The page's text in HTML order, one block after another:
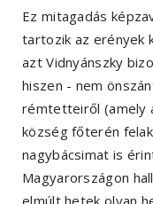
Ez mitagadás
tartozik az erények
azt Vidnyánszky
hiszen - nem
rémtetteiről (amely
község főterén
nagybácsimat is
Magyarországon
elmúlt hetek olyan